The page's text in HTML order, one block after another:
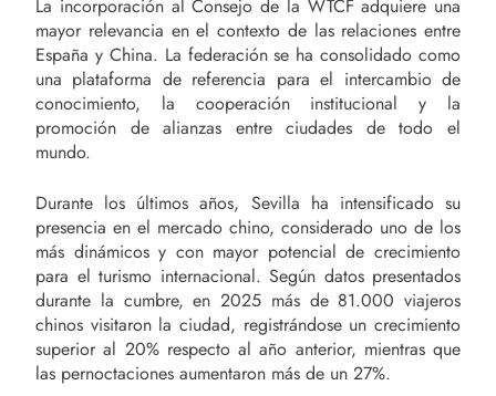
La incorporación al Consejo de la WTCF adquiere una
mayor relevancia en el contexto de las relaciones entre
España y China. La federación se ha consolidado como
una plataforma de referencia para el intercambio de
conocimiento, la cooperación institucional y la
promoción de alianzas entre ciudades de todo el
mundo.
Durante los últimos años, Sevilla ha intensificado su
presencia en el mercado chino, considerado uno de los
más dinámicos y con mayor potencial de crecimiento
para el turismo internacional. Según datos presentados
durante la cumbre, en 2025 más de 81.000 viajeros
chinos visitaron la ciudad, registrándose un crecimiento
superior al 20% respecto al año anterior, mientras que
las pernoctaciones aumentaron más de un 27%.